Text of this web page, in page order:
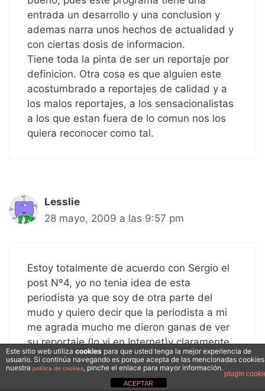
entrada un desarrollo y una conclusion y
ademas narra unos hechos de actualidad y
con ciertas dosis de informacion.
Tiene toda la pinta de ser un reportaje por
definicion. Otra cosa es que alguien este
acostumbrado a reportajes de calidad y a
los malos reportajes, a los sensacionalistas
a los que estan fuera de lo comun nos los
quiera reconocer como tal.
Lesslie
28 mayo, 2009 a las 9:57 pm
Estoy totalmente de acuerdo con Sergio el
post Nº4, yo no tenia idea de esta
periodista ya que soy de otra parte del
mudo y quiero decir que la periodista a mi
me agrada mucho me dieron ganas de ver
su reportaje (lo vi en Internet)y claramente
muestra lo que no se a mostrado hasta
ahora.
Respeto tu opinión Sonia pero es muy
Este sitio web utiliza cookies para que usted tenga la mejor experiencia de
usuario. Si continúa navegando es porque acepta de las mencionadas
nuestra política de cookies, pinche el enlace para mayor información.
plugin
ACEPTAR